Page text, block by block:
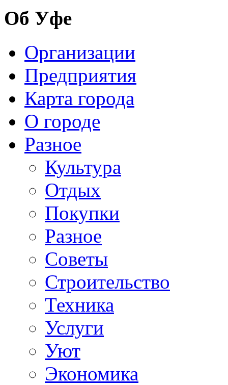
Об Уфе
Организации
Предприятия
Карта города
О городе
Разное
Культура
Отдых
Покупки
Разное
Советы
Строительство
Техника
Услуги
Уют
Экономика